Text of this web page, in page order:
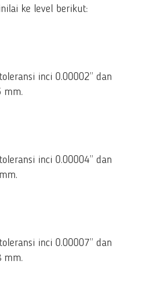
ke level berikut:
inci 0.00002” dan
mm.
inci 0.00004” dan
inci 0.00007” dan
mm.